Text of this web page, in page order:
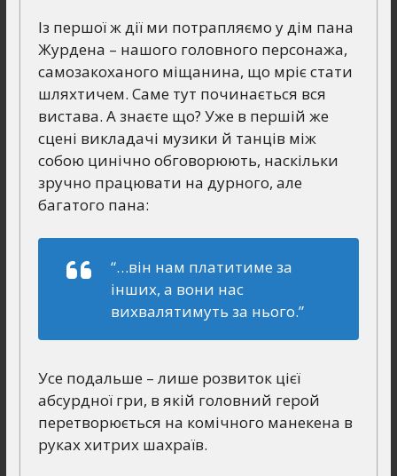
Із першої ж дії ми потрапляємо у дім пана
Журдена – нашого головного персонажа,
самозакоханого міщанина, що мріє стати
шляхтичем. Саме тут починається вся
вистава. А знаєте що? Уже в першій же
сцені викладачі музики й танців між
собою цинічно обговорюють, наскільки
зручно працювати на дурного, але
багатого пана:
“…він нам платитиме за
інших, а вони нас
вихвалятимуть за нього.”
Усе подальше – лише розвиток цієї
абсурдної гри, в якій головний герой
перетворюється на комічного манекена в
руках хитрих шахраїв.